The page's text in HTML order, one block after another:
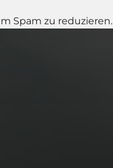
Spam zu reduzieren.